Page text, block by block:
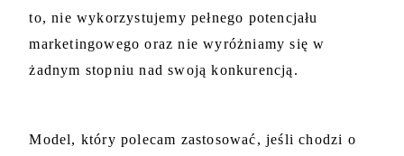
to, nie wykorzystujemy pełnego potencjału
marketingowego oraz nie wyróżniamy się w
żadnym stopniu nad swoją konkurencją.
Model, który polecam zastosować, jeśli chodzi o